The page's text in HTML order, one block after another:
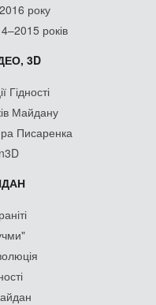
року
років
3D
Гідності
Майдану
Писаренка